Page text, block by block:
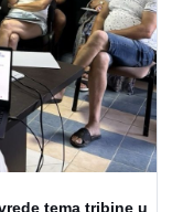
tema tribine u